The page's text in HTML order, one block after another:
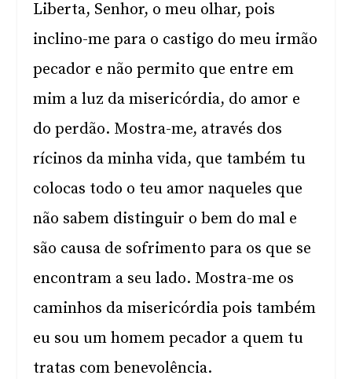
Liberta, Senhor, o meu olhar, pois
inclino-me para o castigo do meu irmão
pecador e não permito que entre em
mim a luz da misericórdia, do amor e
do perdão. Mostra-me, através dos
rícinos da minha vida, que também tu
colocas todo o teu amor naqueles que
não sabem distinguir o bem do mal e
são causa de sofrimento para os que se
encontram a seu lado. Mostra-me os
caminhos da misericórdia pois também
eu sou um homem pecador a quem tu
tratas com benevolência.